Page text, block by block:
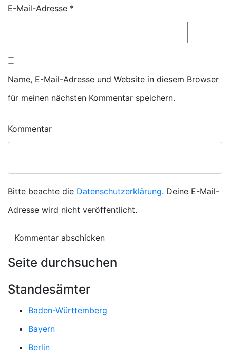
E-Mail-Adresse *
Name, E-Mail-Adresse und Website in diesem Browser
für meinen nächsten Kommentar speichern.
Kommentar
Bitte beachte die Datenschutzerklärung. Deine E-Mail-
Adresse wird nicht veröffentlicht.
Seite durchsuchen
Standesämter
Baden-Württemberg
Bayern
Berlin